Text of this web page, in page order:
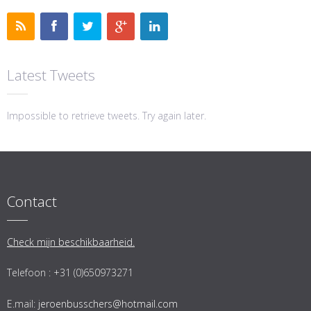
Latest Tweets
Impossible to retrieve tweets. Try again later.
Contact
Check mijn beschikbaarheid.
Telefoon : +31 (0)650973271
E.mail: jeroenbusschers@hotmail.com